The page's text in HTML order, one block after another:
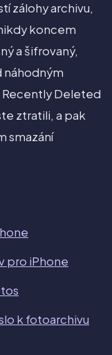
zálohy archivu,
koncem
a šifrovaný,
náhodným
Recently Deleted
ztratili, a pak
smazání
pro iPhone
k fotoarchivu